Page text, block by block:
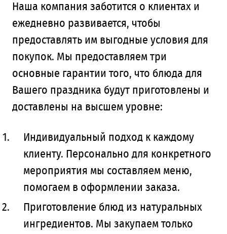
Наша компания заботится о клиентах и
ежедневно развивается, чтобы
предоставлять им выгодные условия для
покупок. Мы предоставляем три
основные гарантии того, что блюда для
Вашего праздника будут приготовлены и
доставлены на высшем уровне:
Индивидуальный подход к каждому
клиенту. Персонально для конкретного
мероприятия мы составляем меню,
помогаем в оформлении заказа.
Приготовление блюд из натуральных
ингредиентов. Мы закупаем только